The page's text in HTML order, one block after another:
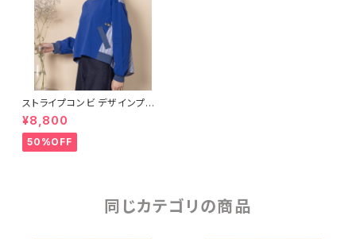
ストライプコンビ デザインプル
オーバー【8260001】
¥8,800
50%OFF
同じカテゴリの商品